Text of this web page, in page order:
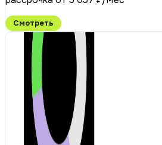
Смотреть